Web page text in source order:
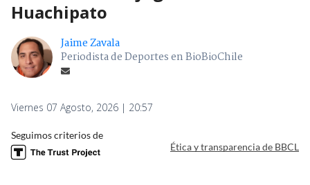
Huachipato
Jaime Zavala
Periodista de Deportes en BioBioChile
Viernes 07 Agosto, 2026 | 20:57
Seguimos criterios de
Ética y transparencia de BBCL